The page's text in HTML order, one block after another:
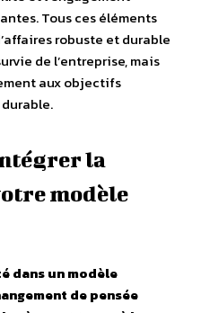
Tous ces éléments
robuste et durable
de l’entreprise, mais
aux objectifs
la
modèle
dans un modèle
de pensée